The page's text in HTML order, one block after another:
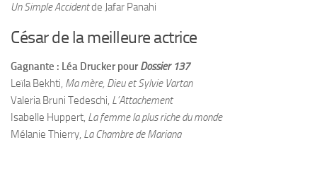
Un Simple Accidentde Jafar Panahi
César de la meilleure actrice
Gagnante : Léa Drucker pourDossier 137
Leïla Bekhti, Ma mère, Dieu et Sylvie Vartan
Valeria Bruni Tedeschi, L’Attachement
Isabelle Huppert, La femme la plus riche du monde
Mélanie Thierry, La Chambre de Mariana